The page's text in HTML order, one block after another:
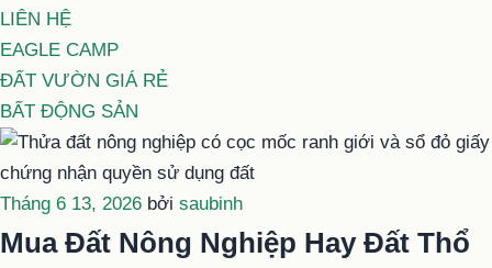
LIÊN HỆ
EAGLE CAMP
ĐẤT VƯỜN GIÁ RẺ
BẤT ĐỘNG SẢN
Đăng
trong
Tháng 6 13, 2026 bởi saubinh
Mua Đất Nông Nghiệp Hay Đất Thổ